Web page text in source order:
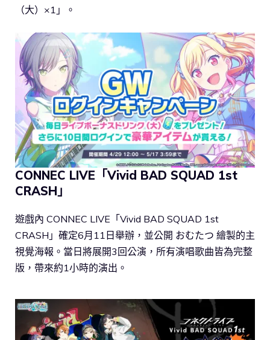
（大）×1」。
CONNEC LIVE「Vivid BAD SQUAD 1st
CRASH」
遊戲內 CONNEC LIVE「Vivid BAD SQUAD 1st
CRASH」確定6月11日舉辦，並公開 おむたつ 繪製的主
視覺海報。當日將展開3回公演，所有演唱歌曲皆為完整
版，帶來約1小時的演出。